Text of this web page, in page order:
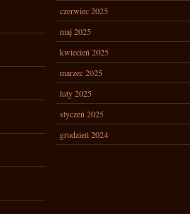
czerwiec 2025
maj 2025
kwiecień 2025
marzec 2025
luty 2025
styczeń 2025
grudzień 2024